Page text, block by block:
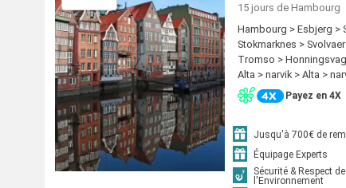
15 jours de Hambourg
Hambourg > Esbjerg >
Stokmarknes >
Tromso >
Alta > narvik > Alta >
Hambourg
Payez en 4X
Jusqu'à 700€ de
Équipage Experts
Sécurité & Respect de
l'Environnement